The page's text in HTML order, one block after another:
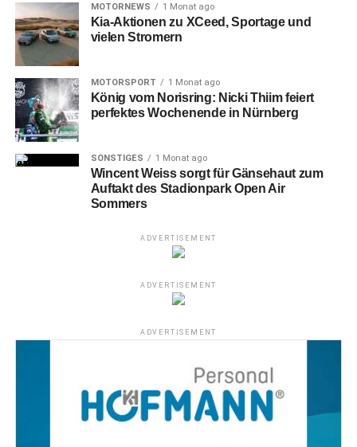
MOTORNEWS 1 Monat ago
Kia-Aktionen zu XCeed, Sportage und
vielen Stromern
MOTORSPORT 1 Monat ago
König vom Norisring: Nicki Thiim feiert
perfektes Wochenende in Nürnberg
SONSTIGES 1 Monat ago
Wincent Weiss sorgt für Gänsehaut zum
Auftakt des Stadionpark Open Air
Sommers
ADVERTISEMENT
ADVERTISEMENT
ADVERTISEMENT